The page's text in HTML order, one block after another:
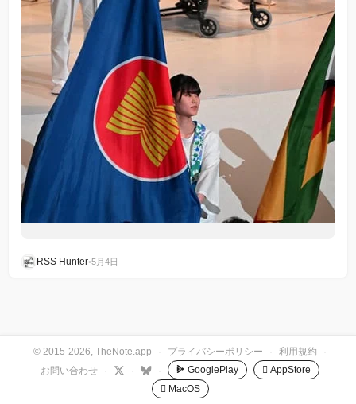
RSS Hunter•5月4日
© 2015-2026, TheNote.app · プライバシーポリシー · 利用規約
·
お問い合わせ
· · · GooglePlay
 AppStore
 MacOS